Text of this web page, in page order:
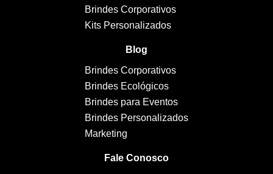
Brindes Corporativos
Kits Personalizados
Blog
Brindes Corporativos
Brindes Ecológicos
Brindes para Eventos
Brindes Personalizados
Marketing
Fale Conosco